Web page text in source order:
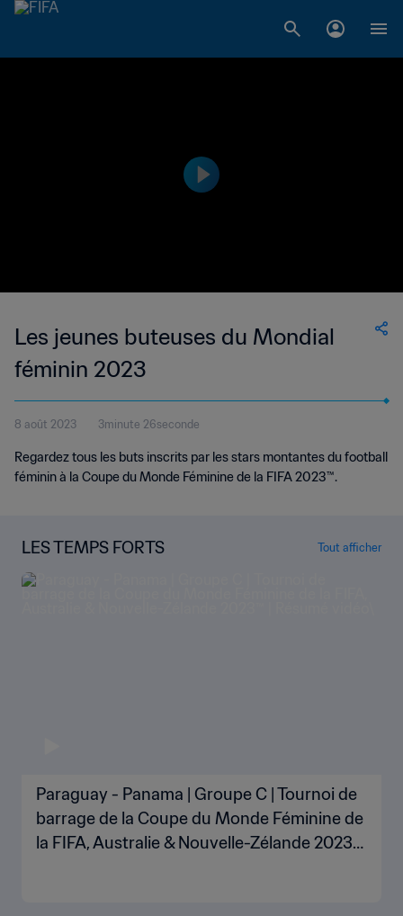
Les jeunes buteuses du Mondial
féminin 2023
8 août 2023 3minute 26seconde
Regardez tous les buts inscrits par les stars montantes du football
féminin à la Coupe du Monde Féminine de la FIFA 2023™.
LES TEMPS FORTS Tout afficher
Paraguay - Panama | Groupe C | Tournoi de
barrage de la Coupe du Monde Féminine de
la FIFA, Australie & Nouvelle-Zélande 2023™